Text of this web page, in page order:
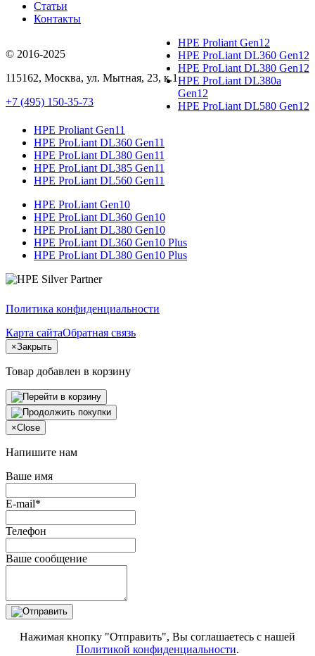
Статьи
Контакты
© 2016-2025
115162, Москва, ул. Мытная, 23, к.1
+7 (495) 150-35-73
HPE Proliant Gen12
HPE ProLiant DL360 Gen12
HPE ProLiant DL380 Gen12
HPE ProLiant DL380a
Gen12
HPE ProLiant DL580 Gen12
HPE Proliant Gen11
HPE ProLiant DL360 Gen11
HPE ProLiant DL380 Gen11
HPE ProLiant DL385 Gen11
HPE ProLiant DL560 Gen11
HPE ProLiant Gen10
HPE ProLiant DL360 Gen10
HPE ProLiant DL380 Gen10
HPE ProLiant DL360 Gen10 Plus
HPE ProLiant DL380 Gen10 Plus
Политика конфиденциальности
Карта сайтаОбратная связь
×Закрыть
Товар добавлен в корзину
×Close
Напишите нам
Ваше имя
E-mail*
Телефон
Ваше сообщение
Нажимая кнопку "Отправить", Вы соглашаетесь с нашей
Политикой конфиденциальности.